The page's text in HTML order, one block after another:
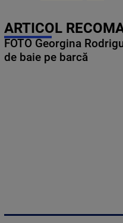
ARTICOL
FOTO Georgina
de baie pe barcă